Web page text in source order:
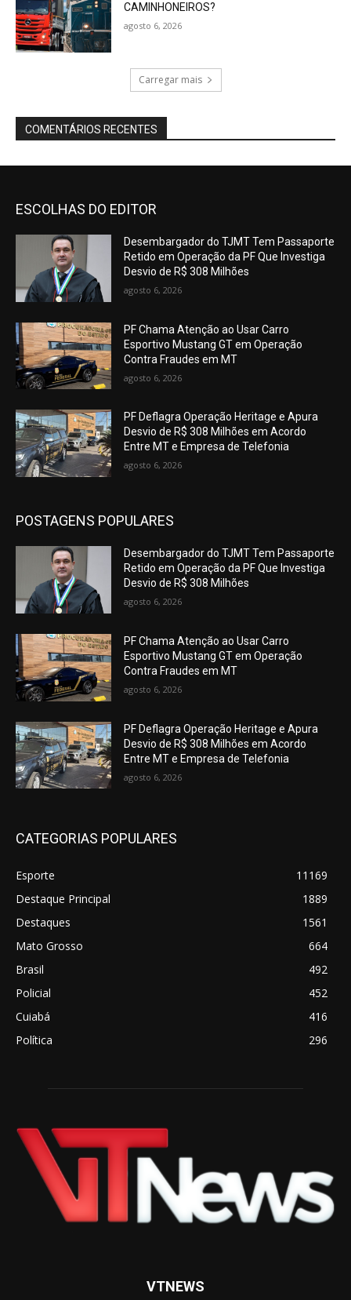
CAMINHONEIROS?
agosto 6, 2026
Carregar mais
COMENTÁRIOS RECENTES
ESCOLHAS DO EDITOR
Desembargador do TJMT Tem Passaporte
Retido em Operação da PF Que Investiga
Desvio de R$ 308 Milhões
agosto 6, 2026
PF Chama Atenção ao Usar Carro
Esportivo Mustang GT em Operação
Contra Fraudes em MT
agosto 6, 2026
PF Deflagra Operação Heritage e Apura
Desvio de R$ 308 Milhões em Acordo
Entre MT e Empresa de Telefonia
agosto 6, 2026
POSTAGENS POPULARES
Desembargador do TJMT Tem Passaporte
Retido em Operação da PF Que Investiga
Desvio de R$ 308 Milhões
agosto 6, 2026
PF Chama Atenção ao Usar Carro
Esportivo Mustang GT em Operação
Contra Fraudes em MT
agosto 6, 2026
PF Deflagra Operação Heritage e Apura
Desvio de R$ 308 Milhões em Acordo
Entre MT e Empresa de Telefonia
agosto 6, 2026
CATEGORIAS POPULARES
Esporte
11169
Destaque Principal
1889
Destaques
1561
Mato Grosso
664
Brasil
492
Policial
452
Cuiabá
416
Política
296
VTNEWS